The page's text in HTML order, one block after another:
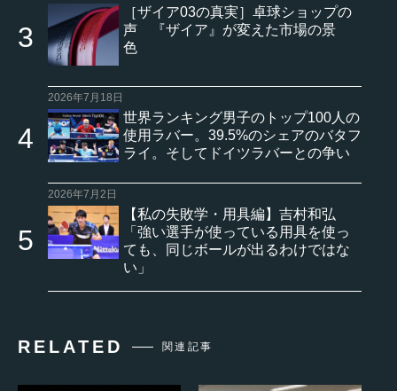
［ザイア03の真実］卓球ショップの
声 『ザイア』が変えた市場の景
色
2026年7月18日
世界ランキング男子のトップ100人の
使用ラバー。39.5%のシェアのバタフ
ライ。そしてドイツラバーとの争い
2026年7月2日
【私の失敗学・用具編】吉村和弘
「強い選手が使っている用具を使っ
ても、同じボールが出るわけではな
い」
RELATED 関連記事